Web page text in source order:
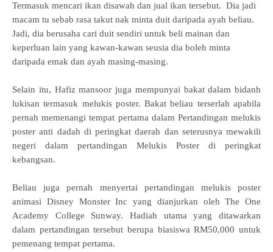
Termasuk mencari ikan disawah dan jual ikan tersebut. Dia jadi
macam tu sebab rasa takut nak minta duit daripada ayah beliau.
Jadi, dia berusaha cari duit sendiri untuk beli mainan dan
keperluan lain yang kawan-kawan seusia dia boleh minta
daripada emak dan ayah masing-masing.
Selain itu, Hafiz mansoor juga mempunyai bakat dalam bidanh
lukisan termasuk melukis poster. Bakat beliau terserlah apabila
pernah memenangi tempat pertama dalam Pertandingan melukis
poster anti dadah di peringkat daerah dan seterusnya mewakili
negeri dalam pertandingan Melukis Poster di peringkat
kebangsan.
Beliau juga pernah menyertai pertandingan melukis poster
animasi Disney Monster Inc yang dianjurkan oleh The One
Academy College Sunway. Hadiah utama yang ditawarkan
dalam pertandingan tersebut berupa biasiswa RM50,000 untuk
pemenang tempat pertama.